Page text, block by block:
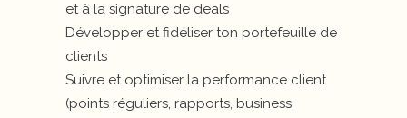
et à la signature de deals
Développer et fidéliser ton portefeuille de
clients
Suivre et optimiser la performance client
(points réguliers, rapports, business